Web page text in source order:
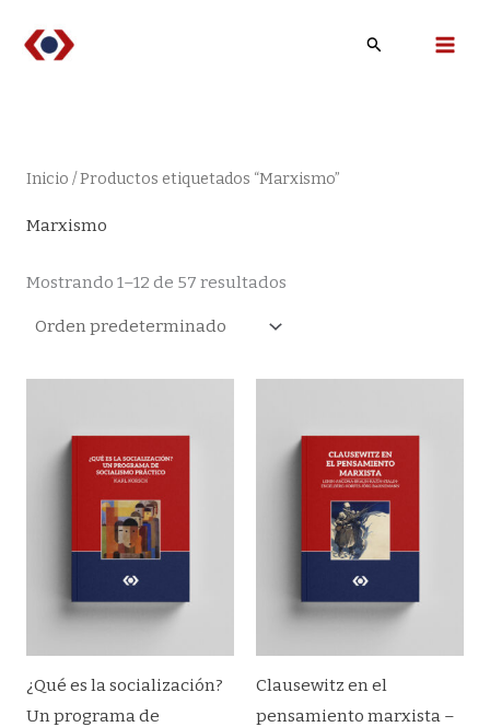
Buscar
Inicio / Productos etiquetados “Marxismo”
Marxismo
Mostrando 1–12 de 57 resultados
¿Qué es la socialización?
Un programa de
Clausewitz en el
pensamiento marxista –